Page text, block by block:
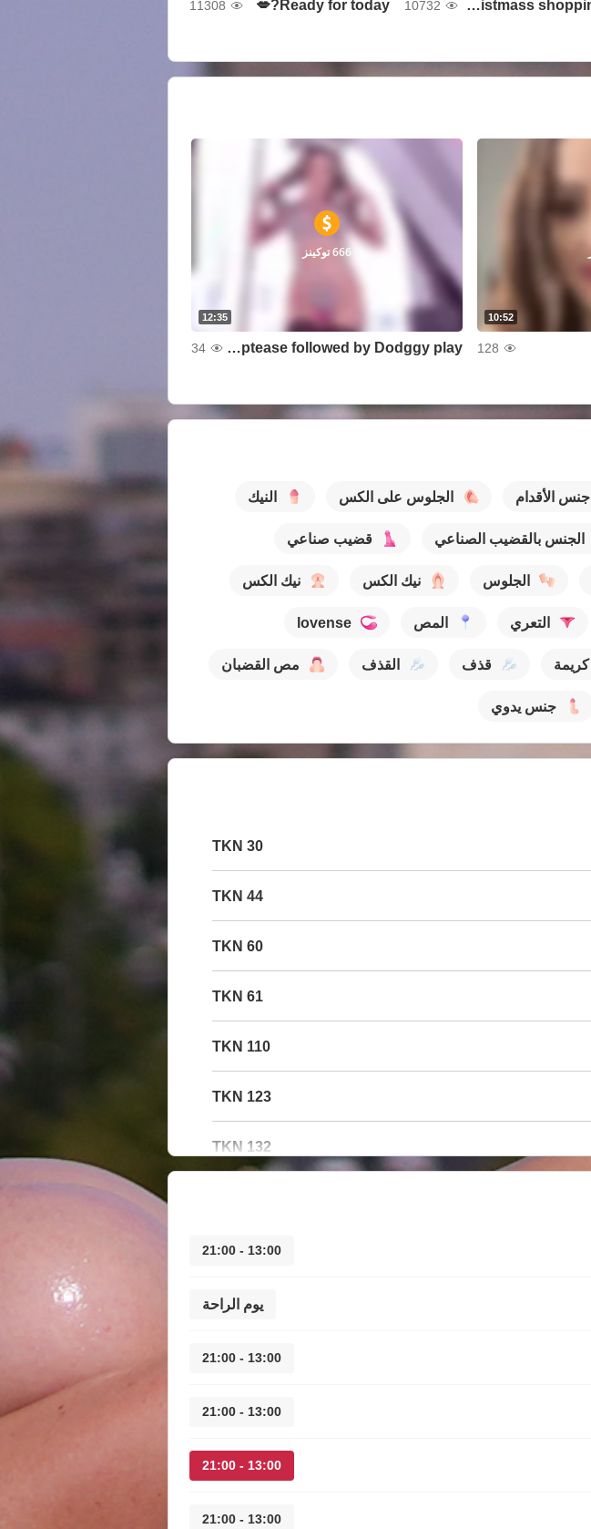
Christmass shopping 🎅🎅
10732
Ready for today?💋
11308
10:52
128
12:35
666 توكينز
Striptease followed by Dodggy play
34
جنس الأقدام الجلوس على الكس النيك
الجنس بالقضيب الصناعي قضيب صناعي
الجلوس نيك الكس نيك الكس
التعري المص lovense
كريمة قذف القذف مص القضبان
جنس يدوي
30 TKN
44 TKN
60 TKN
61 TKN
110 TKN
123 TKN
132 TKN
13:00 - 21:00
يوم الراحة
13:00 - 21:00
13:00 - 21:00
13:00 - 21:00
13:00 - 21:00